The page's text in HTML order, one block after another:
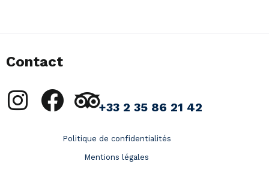
Contact
+33 2 35 86 21 42
Politique de confidentialités
Mentions légales